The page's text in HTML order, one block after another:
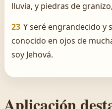
lluvia, y piedras de
23 Y seré engrandecido y
conocido en ojos de
soy Jehová.
Aplicación